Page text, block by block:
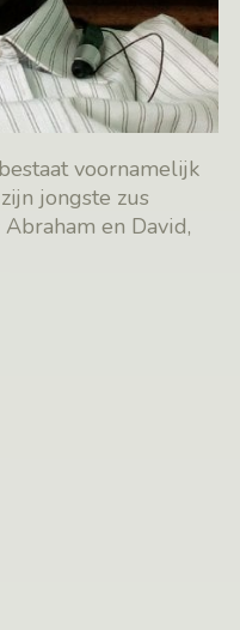
voornamelijk
jongste zus
en David,